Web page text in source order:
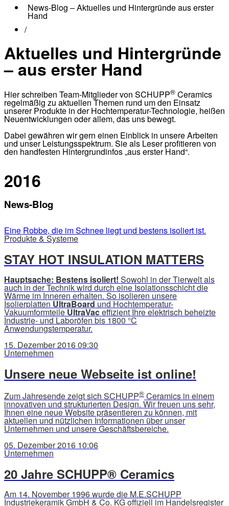
News-Blog – Aktuelles und Hintergründe aus erster
Hand
/
Aktuelles und Hintergründe
– aus erster Hand
Hier schreiben Team-Mitglieder von SCHUPP® Ceramics
regelmäßig zu aktuellen Themen rund um den Einsatz
unserer Produkte in der Hochtemperatur-Technologie, heißen
Neuentwicklungen oder allem, das uns bewegt.
Dabei gewähren wir gern einen Einblick in unsere Arbeiten
und unser Leistungsspektrum. Sie als Leser profitieren von
den handfesten Hintergrundinfos „aus erster Hand“.
2016
News-Blog
Eine Robbe, die im Schnee liegt und bestens isoliert ist.
Produkte & Systeme
STAY HOT INSULATION MATTERS
Hauptsache: Bestens isoliert! Sowohl in der Tierwelt als
auch in der Technik wird durch eine Isolationsschicht die
Wärme im Inneren erhalten. So isolieren unsere
IsolierplattenUltraBoardund Hochtemperatur-
VakuumformteileUltraVaceffizient Ihre elektrisch beheizte
Industrie- und Laboröfen bis 1800 °C
Anwendungstemperatur.
15. Dezember 2016 09:30
Unternehmen
Unsere neue Webseite ist online!
Zum Jahresende zeigt sich SCHUPP® Ceramics in einem
innovativen und strukturierten Design. Wir freuen uns sehr,
Ihnen eine neue Website präsentieren zu können, mit
aktuellen und nützlichen Informationen über unser
Unternehmen und unsere Geschäftsbereiche.
05. Dezember 2016 10:06
Unternehmen
20 Jahre SCHUPP® Ceramics
Am 14. November 1996 wurde die M.E.SCHUPP
Industriekeramik GmbH & Co. KG offiziell im Handelsregister